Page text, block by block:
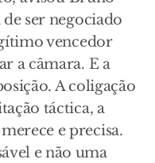
ser negociado
vencedor
a câmara. E a
A coligação
táctica, a
e precisa.
e não uma